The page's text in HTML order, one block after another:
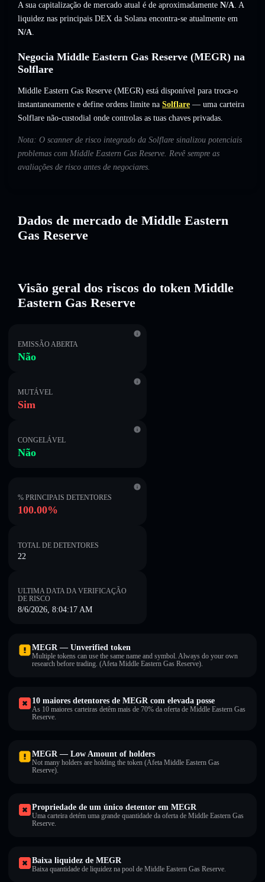
A sua capitalização de mercado atual é de aproximadamente N/A. A
liquidez nas principais DEX da Solana encontra-se atualmente em
N/A.
Negocia Middle Eastern Gas Reserve (MEGR) na
Solflare
Middle Eastern Gas Reserve (MEGR) está disponível para troca-o
instantaneamente e define ordens limite na Solflare — uma carteira
Solflare não-custodial onde controlas as tuas chaves privadas.
Nota: O scanner de risco integrado da Solflare sinalizou potenciais
problemas com Middle Eastern Gas Reserve. Revê sempre as
avaliações de risco antes de negociares.
Dados de mercado de Middle Eastern
Gas Reserve
Visão geral dos riscos do token Middle
Eastern Gas Reserve
EMISSÃO ABERTA
Não
MUTÁVEL
Sim
CONGELÁVEL
Não
% PRINCIPAIS DETENTORES
100.00%
TOTAL DE DETENTORES
22
ULTIMA DATA DA VERIFICAÇÃO
DE RISCO
8/6/2026, 8:04:17 AM
MEGR — Unverified token
Multiple tokens can use the same name and symbol. Always do your own
research before trading. (Afeta Middle Eastern Gas Reserve).
10 maiores detentores de MEGR com elevada posse
As 10 maiores carteiras detêm mais de 70% da oferta de Middle Eastern Gas
Reserve.
MEGR — Low Amount of holders
Not many holders are holding the token (Afeta Middle Eastern Gas
Reserve).
Propriedade de um único detentor em MEGR
Uma carteira detém uma grande quantidade da oferta de Middle Eastern Gas
Reserve.
Baixa liquidez de MEGR
Baixa quantidade de liquidez na pool de Middle Eastern Gas Reserve.